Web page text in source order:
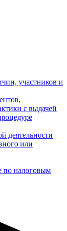
участников и
с выдачей
деятельности
или
по налоговым